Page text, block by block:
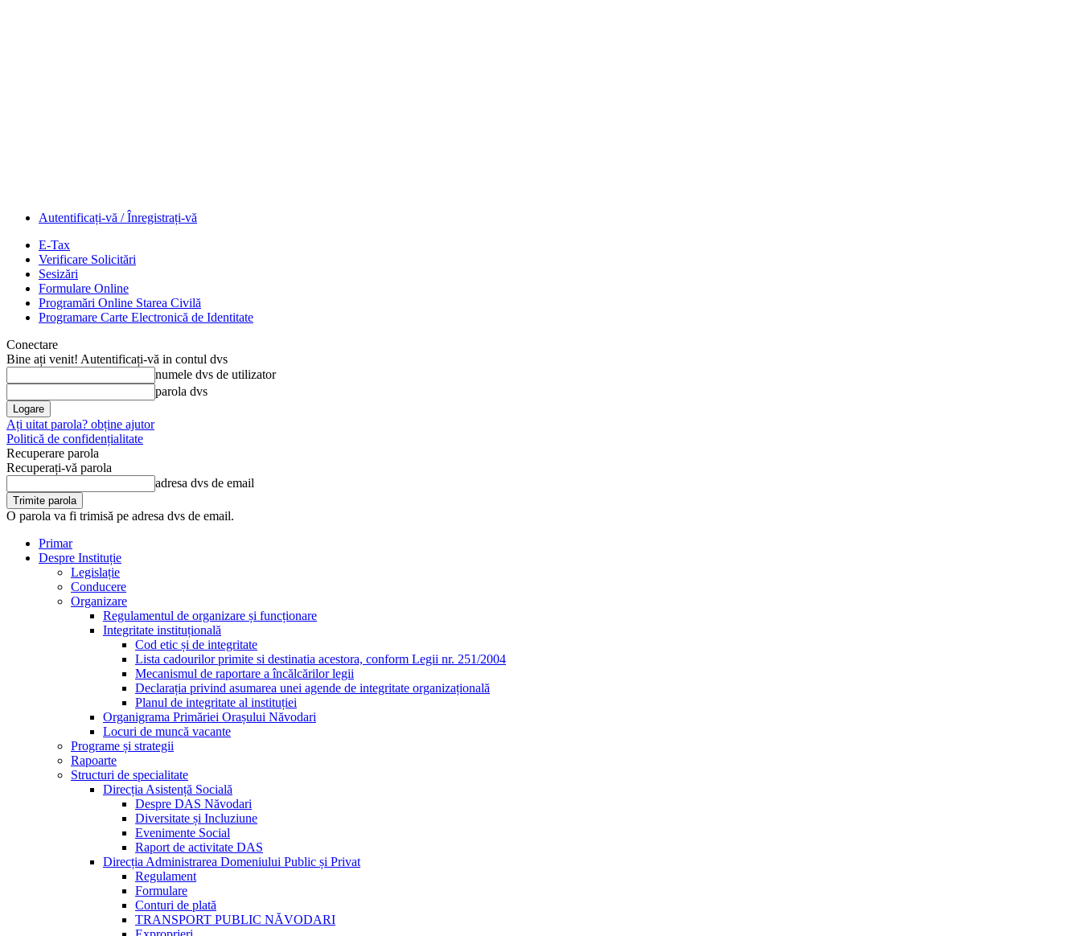
Autentificați-vă / Înregistrați-vă
E-Tax
Verificare Solicitări
Sesizări
Formulare Online
Programări Online Starea Civilă
Programare Carte Electronică de Identitate
Conectare
Bine ați venit! Autentificați-vă in contul dvs
numele dvs de utilizator
parola dvs
Ați uitat parola? obține ajutor
Politică de confidențialitate
Recuperare parola
Recuperați-vă parola
adresa dvs de email
O parola va fi trimisă pe adresa dvs de email.
Primar
Despre Instituție
Legislație
Conducere
Organizare
Regulamentul de organizare și funcționare
Integritate instituțională
Cod etic și de integritate
Lista cadourilor primite si destinatia acestora, conform Legii nr. 251/2004
Mecanismul de raportare a încălcărilor legii
Declarația privind asumarea unei agende de integritate organizațională
Planul de integritate al instituției
Organigrama Primăriei Orașului Năvodari
Locuri de muncă vacante
Programe și strategii
Rapoarte
Structuri de specialitate
Direcția Asistență Socială
Despre DAS Năvodari
Diversitate și Incluziune
Evenimente Social
Raport de activitate DAS
Direcția Administrarea Domeniului Public și Privat
Regulament
Formulare
Conturi de plată
TRANSPORT PUBLIC NĂVODARI